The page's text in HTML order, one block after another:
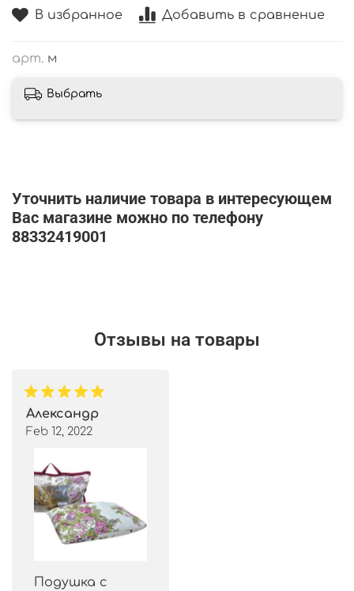
В избранное Добавить в сравнение
арт. м
Выбрать
Уточнить наличие товара в интересующем
Вас магазине можно по телефону
88332419001
Отзывы на товары
Александр
Feb 12, 2022
Подушка с